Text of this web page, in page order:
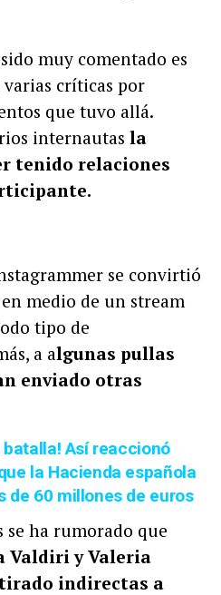
muy comentado es
críticas por
que tuvo allá.
internautas la
tenido relaciones
se convirtió
medio de un stream
tipo de
a algunas pullas
enviado otras
batalla! Así reaccionó
la Hacienda española
de 60 millones de euros
se ha rumorado que
Valdiri y Valeria
indirectas a